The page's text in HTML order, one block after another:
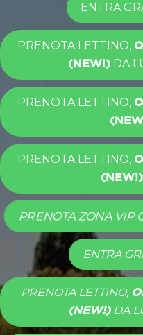
ENTRA
PRENOTA LETTINO,
(NEW!) DA
PRENOTA LETTINO,
PRENOTA LETTINO,
(NEW!)
PRENOTA ZONA VIP
ENTRA
PRENOTA LETTINO,
(NEW!)DA